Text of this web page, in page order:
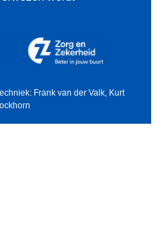
Frank van der Valk, Kurt